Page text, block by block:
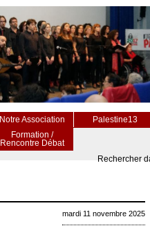
Notre Association
Palestine13
Formation /
Rencontre Débat
Rechercher
mardi 11 novembre 2025